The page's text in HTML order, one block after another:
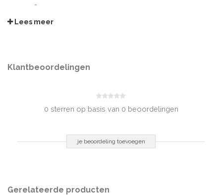
Isobutane, Dimethicone, Aluminum Chlorohydrate, Triethyl Citrate,
125 ml
*de korting is reeds verrekend in de verkoopprijs
Lees meer
Klantbeoordelingen
0 sterren op basis van 0 beoordelingen
je beoordeling toevoegen
Gerelateerde producten